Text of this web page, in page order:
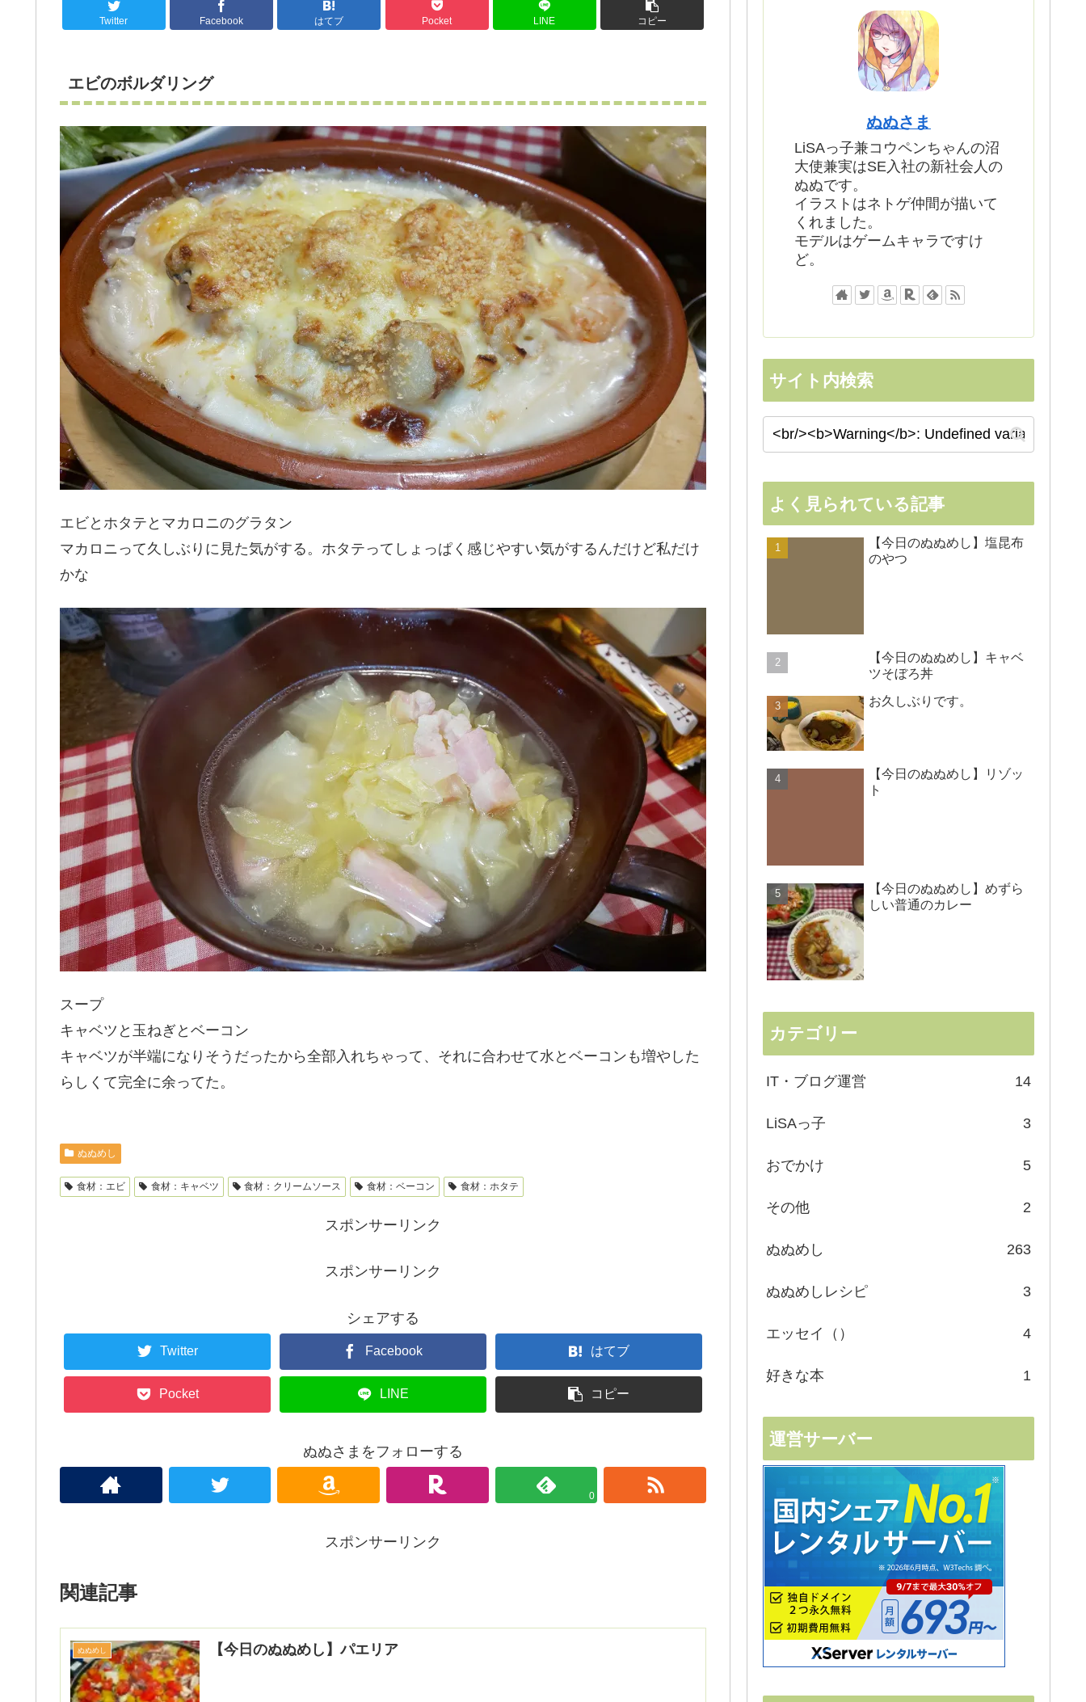
Twitter Facebook はてブ Pocket LINE コピー
エビのボルダリング
エビとホタテとマカロニのグラタン
マカロニって久しぶりに見た気がする。ホタテってしょっぱく感じやすい気がするんだけど私だけ
かな
スープ
キャベツと玉ねぎとベーコン
キャベツが半端になりそうだったから全部入れちゃって、それに合わせて水とベーコンも増やした
らしくて完全に余ってた。
ぬぬめし
食材：エビ 食材：キャベツ 食材：クリームソース 食材：ベーコン 食材：ホタテ
スポンサーリンク
スポンサーリンク
シェアする
Twitter Facebook はてブ
Pocket LINE コピー
ぬぬさまをフォローする
0
スポンサーリンク
関連記事
ぬぬめし 【今日のぬぬめし】パエリア
ぬぬさま
LiSAっ子兼コウペンちゃんの沼
大使兼実はSE入社の新社会人の
ぬぬです。
イラストはネトゲ仲間が描いて
くれました。
モデルはゲームキャラですけ
ど。
サイト内検索
よく見られている記事
【今日のぬぬめし】塩昆布
のやつ
【今日のぬぬめし】キャベ
ツそぼろ丼
お久しぶりです。
【今日のぬぬめし】リゾッ
ト
【今日のぬぬめし】めずら
しい普通のカレー
カテゴリー
IT・ブログ運営 14
LiSAっ子 3
おでかけ 5
その他 2
ぬぬめし 263
ぬぬめしレシピ 3
エッセイ（） 4
好きな本 1
運営サーバー